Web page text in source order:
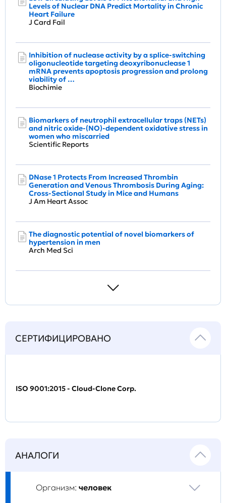
Levels of Nuclear DNA Predict Mortality in Chronic
Heart Failure
J Card Fail
Inhibition of nuclease activity by a splice-switching
oligonucleotide targeting deoxyribonuclease 1
mRNA prevents apoptosis progression and prolong
viability of …
Biochimie
Biomarkers of neutrophil extracellular traps (NETs)
and nitric oxide-(NO)-dependent oxidative stress in
women who miscarried
Scientific Reports
DNase 1 Protects From Increased Thrombin
Generation and Venous Thrombosis During Aging:
Cross‐Sectional Study in Mice and Humans
J Am Heart Assoc
The diagnostic potential of novel biomarkers of
hypertension in men
Arch Med Sci
СЕРТИФИЦИРОВАНО
ISO 9001:2015 - Cloud-Clone Corp.
АНАЛОГИ
Организм: человек